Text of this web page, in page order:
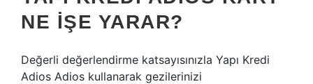
NE IŞE YARAR?
Değerli değerlendirme katsayısınızla Yapı Kredi
Adios Adios kullanarak gezilerinizi